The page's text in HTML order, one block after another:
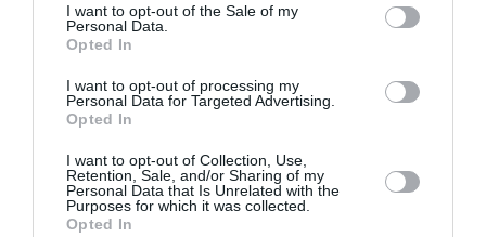
I want to opt-out of the Sale of my
Personal Data.
Opted In
I want to opt-out of processing my
Personal Data for Targeted Advertising.
Opted In
I want to opt-out of Collection, Use,
Retention, Sale, and/or Sharing of my
Personal Data that Is Unrelated with the
Purposes for which it was collected.
Opted In
DERNIERS COMMENTAIRES